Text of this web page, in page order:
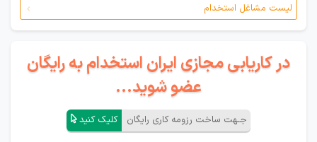
لیست مشاغل استخدام
در کاریابی مجازی ایران استخدام به رایگان
عضو شوید...
جـهت ساخت رزومه کاری رایگان کلیک کنید